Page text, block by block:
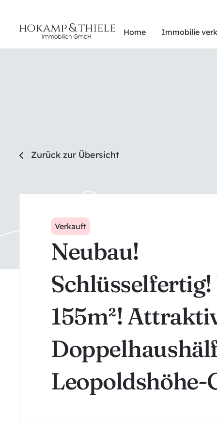
Home Immobilie
Zurück zur Übersicht
Verkauft
Neubau!
155m²!
Leopoldshöhe-